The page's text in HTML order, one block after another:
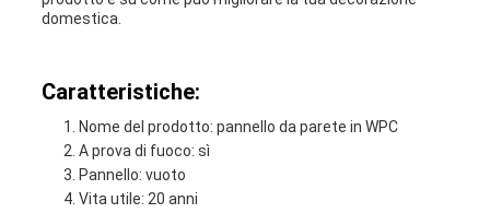
domestica.
Caratteristiche:
Nome del prodotto: pannello da parete in WPC
A prova di fuoco: sì
Pannello: vuoto
Vita utile: 20 anni